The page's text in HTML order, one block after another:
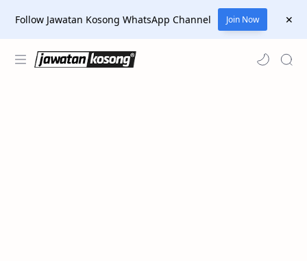
Follow Jawatan Kosong WhatsApp Channel Join Now